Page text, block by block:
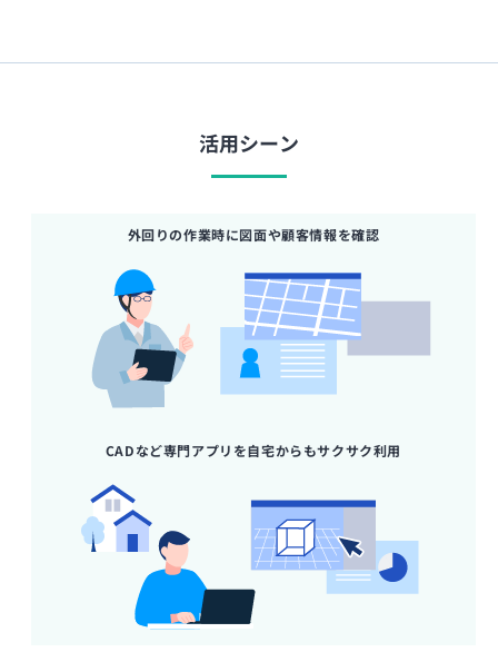
活用シーン
外回りの作業時に図面や顧客情報を確認
CADなど専門アプリを自宅からもサクサク利用